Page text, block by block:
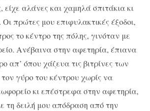
είχε αλάνες και χαμηλά σπιτάκια κι
Οι πρώτες μου επιφυλακτικές έξοδοι,
το κέντρο της πόλης, γινόταν με
Ανέβαινα στην αφετηρία, έπιανα
απ’ όπου χάζευα τις βιτρίνες των
γύρο του κέντρου χωρίς να
κι επέστρεφα στην αφετηρία,
τη δειλή μου απόδραση από την